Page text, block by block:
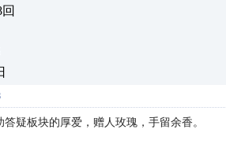
疑板块的厚爱，赠人玫瑰，手留余香。